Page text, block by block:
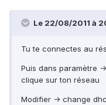
Le 22/08/2011 à
Tu te connectes au
Puis dans paramètre -
clique sur ton réseau
Modifier -> change